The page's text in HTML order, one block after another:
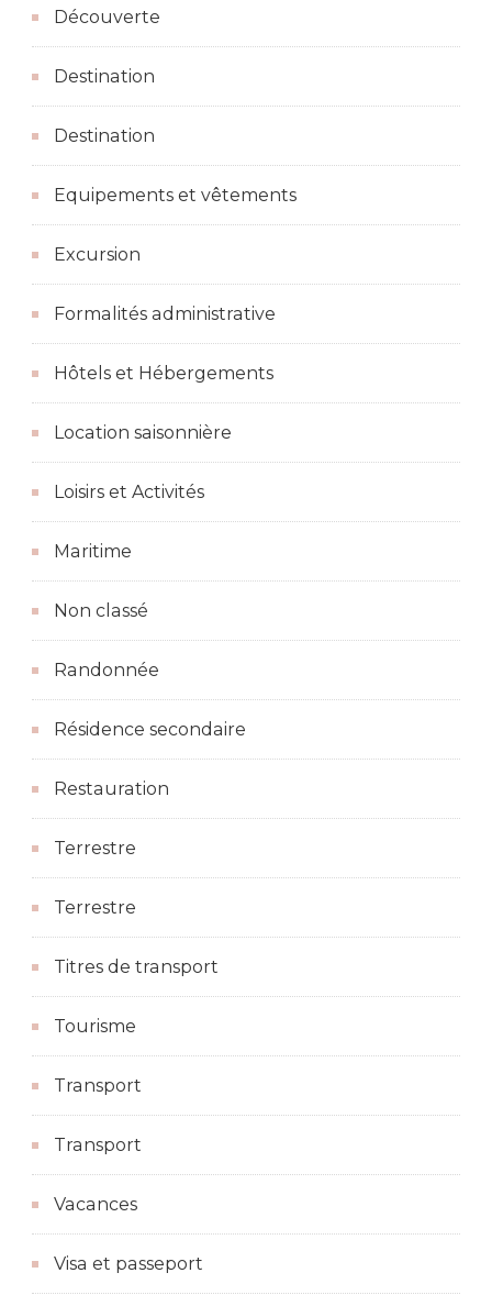
Découverte
Destination
Destination
Equipements et vêtements
Excursion
Formalités administrative
Hôtels et Hébergements
Location saisonnière
Loisirs et Activités
Maritime
Non classé
Randonnée
Résidence secondaire
Restauration
Terrestre
Terrestre
Titres de transport
Tourisme
Transport
Transport
Vacances
Visa et passeport